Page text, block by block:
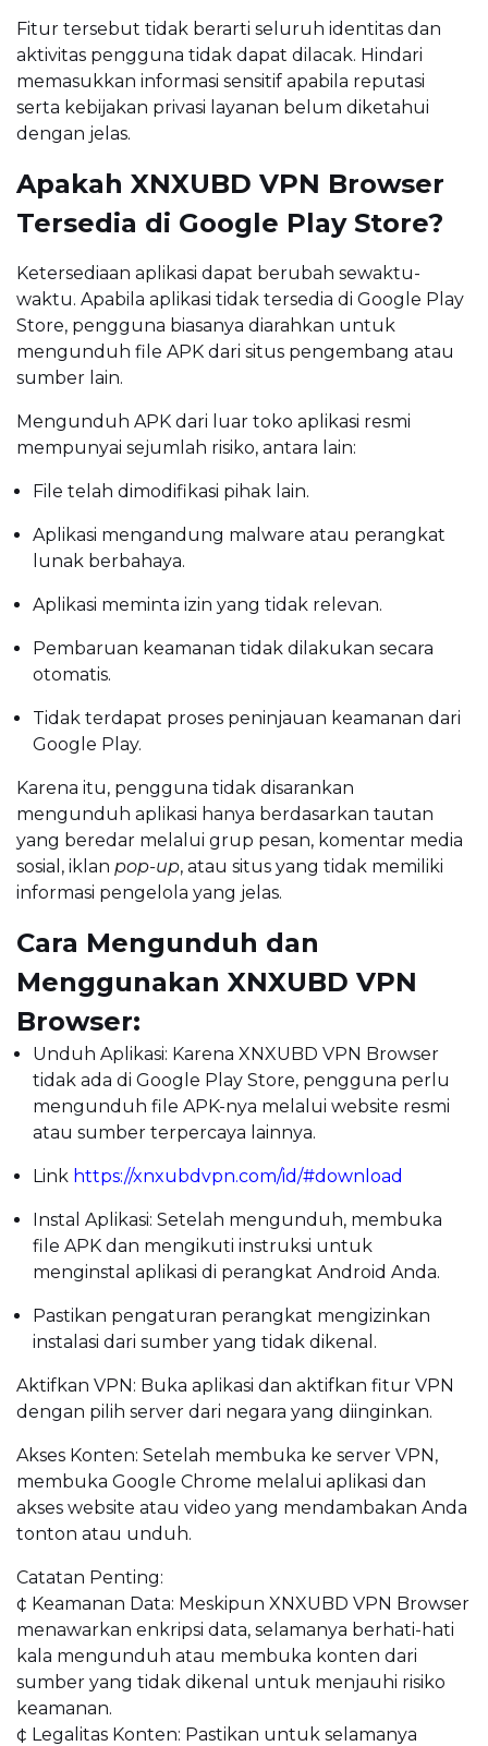
Fitur tersebut tidak berarti seluruh identitas dan
aktivitas pengguna tidak dapat dilacak. Hindari
memasukkan informasi sensitif apabila reputasi
serta kebijakan privasi layanan belum diketahui
dengan jelas.
Apakah XNXUBD VPN Browser
Tersedia di Google Play Store?
Ketersediaan aplikasi dapat berubah sewaktu-
waktu. Apabila aplikasi tidak tersedia di Google Play
Store, pengguna biasanya diarahkan untuk
mengunduh file APK dari situs pengembang atau
sumber lain.
Mengunduh APK dari luar toko aplikasi resmi
mempunyai sejumlah risiko, antara lain:
File telah dimodifikasi pihak lain.
Aplikasi mengandung malware atau perangkat
lunak berbahaya.
Aplikasi meminta izin yang tidak relevan.
Pembaruan keamanan tidak dilakukan secara
otomatis.
Tidak terdapat proses peninjauan keamanan dari
Google Play.
Karena itu, pengguna tidak disarankan
mengunduh aplikasi hanya berdasarkan tautan
yang beredar melalui grup pesan, komentar media
sosial, iklan pop-up, atau situs yang tidak memiliki
informasi pengelola yang jelas.
Cara Mengunduh dan
Menggunakan XNXUBD VPN
Browser:
Unduh Aplikasi: Karena XNXUBD VPN Browser
tidak ada di Google Play Store, pengguna perlu
mengunduh file APK-nya melalui website resmi
atau sumber terpercaya lainnya.
Link https://xnxubdvpn.com/id/#download
Instal Aplikasi: Setelah mengunduh, membuka
file APK dan mengikuti instruksi untuk
menginstal aplikasi di perangkat Android Anda.
Pastikan pengaturan perangkat mengizinkan
instalasi dari sumber yang tidak dikenal.
Aktifkan VPN: Buka aplikasi dan aktifkan fitur VPN
dengan pilih server dari negara yang diinginkan.
Akses Konten: Setelah membuka ke server VPN,
membuka Google Chrome melalui aplikasi dan
akses website atau video yang mendambakan Anda
tonton atau unduh.
Catatan Penting:
¢ Keamanan Data: Meskipun XNXUBD VPN Browser
menawarkan enkripsi data, selamanya berhati-hati
kala mengunduh atau membuka konten dari
sumber yang tidak dikenal untuk menjauhi risiko
keamanan.
¢ Legalitas Konten: Pastikan untuk selamanya